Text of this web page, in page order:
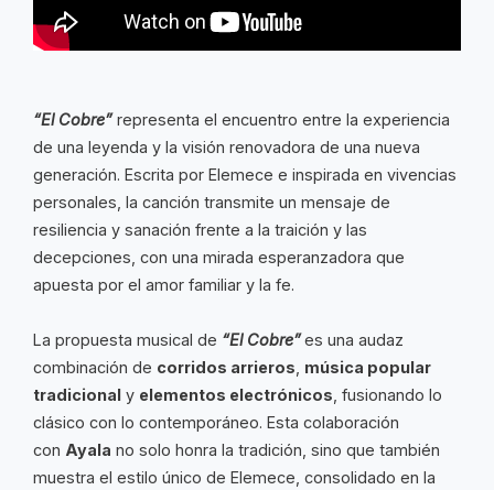
“El Cobre”representa el encuentro entre la experiencia
de una leyenda y la visión renovadora de una nueva
generación. Escrita por Elemece e inspirada en vivencias
personales, la canción transmite un mensaje de
resiliencia y sanación frente a la traición y las
decepciones, con una mirada esperanzadora que
apuesta por el amor familiar y la fe.
La propuesta musical de “El Cobre”es una audaz
combinación de corridos arrieros, música popular
tradicional y elementos electrónicos, fusionando lo
clásico con lo contemporáneo. Esta colaboración
con Ayala no solo honra la tradición, sino que también
muestra el estilo único de Elemece, consolidado en la